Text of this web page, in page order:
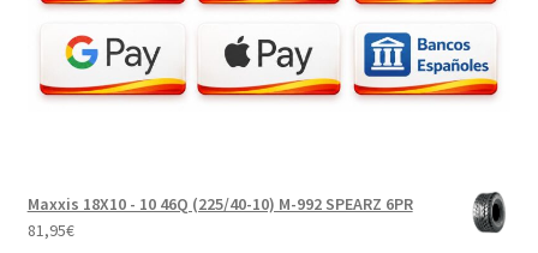
Maxxis 18X10 - 10 46Q (225/40-10) M-992 SPEARZ 6PR
81,95€